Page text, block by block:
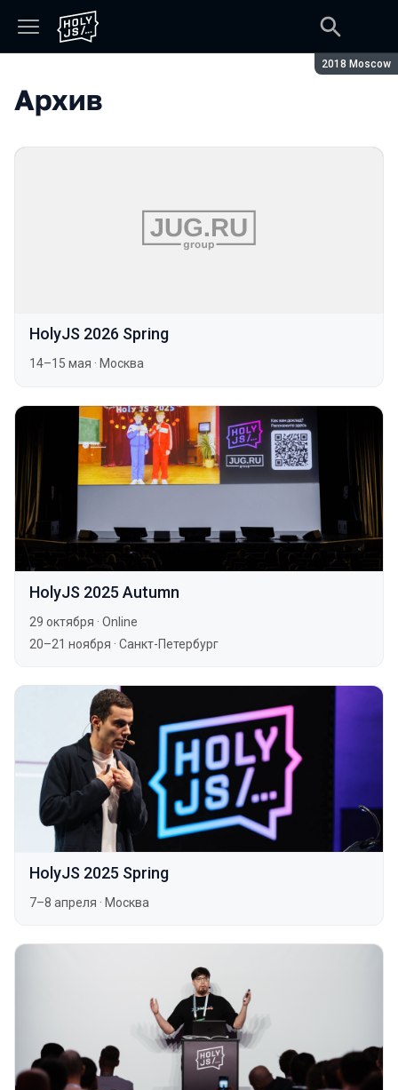
Сезон:
2018 Moscow
Архив
HolyJS 2026 Spring
14–15 мая · Москва
HolyJS 2025 Autumn
29 октября · Online
20–21 ноября · Санкт-Петербург
HolyJS 2025 Spring
7–8 апреля · Москва